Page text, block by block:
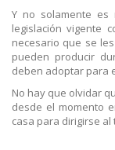
Y no solamente es
legislación vigente
necesario que se
pueden producir
deben adoptar para
No hay que olvidar
desde el momento
casa para dirigirse